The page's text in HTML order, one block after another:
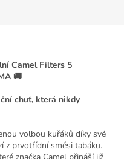
Camel Filters 5
🚚
chuť, která nikdy
volbou kuřáků díky své
z prvotřídní směsi tabáku.
značka Camel přináší již